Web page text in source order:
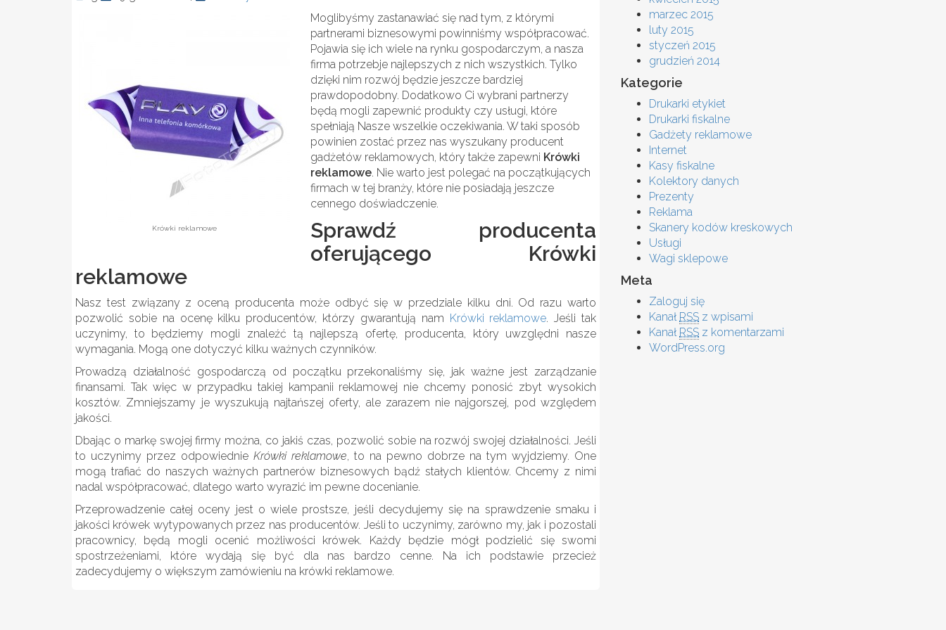
Krówki reklamowe
Moglibyśmy zastanawiać się nad tym, z którymi
partnerami biznesowymi powinniśmy współpracować.
Pojawia się ich wiele na rynku gospodarczym, a nasza
firma potrzebje najlepszych z nich wszystkich. Tylko
dzięki nim rozwój będzie jeszcze bardziej
prawdopodobny. Dodatkowo Ci wybrani partnerzy
będą mogli zapewnić produkty czy usługi, które
spełniają Nasze wszelkie oczekiwania. W taki sposób
powinien zostać przez nas wyszukany producent
gadżetów reklamowych, który także zapewni Krówki
reklamowe. Nie warto jest polegać na początkujących
firmach w tej branży, które nie posiadają jeszcze
cennego doświadczenie.
Sprawdź producenta
oferującego Krówki
reklamowe
Nasz test związany z oceną producenta może odbyć się w przedziale kilku dni. Od razu warto
pozwolić sobie na ocenę kilku producentów, którzy gwarantują nam Krówki reklamowe. Jeśli tak
uczynimy, to będziemy mogli znaleźć tą najlepszą ofertę, producenta, który uwzględni nasze
wymagania. Mogą one dotyczyć kilku ważnych czynników.
Prowadzą działalność gospodarczą od początku przekonaliśmy się, jak ważne jest zarządzanie
finansami. Tak więc w przypadku takiej kampanii reklamowej nie chcemy ponosić zbyt wysokich
kosztów. Zmniejszamy je wyszukują najtańszej oferty, ale zarazem nie najgorszej, pod względem
jakości.
Dbając o markę swojej firmy można, co jakiś czas, pozwolić sobie na rozwój swojej działalności. Jeśli
to uczynimy przez odpowiednie Krówki reklamowe, to na pewno dobrze na tym wyjdziemy. One
mogą trafiać do naszych ważnych partnerów biznesowych bądź stałych klientów. Chcemy z nimi
nadal współpracować, dlatego warto wyrazić im pewne docenianie.
Przeprowadzenie całej oceny jest o wiele prostsze, jeśli decydujemy się na sprawdzenie smaku i
jakości krówek wytypowanych przez nas producentów. Jeśli to uczynimy, zarówno my, jak i pozostali
pracownicy, będą mogli ocenić możliwości krówek. Każdy będzie mógł podzielić się swomi
spostrzeżeniami, które wydają się być dla nas bardzo cenne. Na ich podstawie przecież
zadecydujemy o większym zamówieniu na krówki reklamowe.
marzec 2015
luty 2015
styczeń 2015
grudzień 2014
Kategorie
Drukarki etykiet
Drukarki fiskalne
Gadżety reklamowe
Internet
Kasy fiskalne
Kolektory danych
Prezenty
Reklama
Skanery kodów kreskowych
Usługi
Wagi sklepowe
Meta
Zaloguj się
Kanał RSS z wpisami
Kanał RSS z komentarzami
WordPress.org